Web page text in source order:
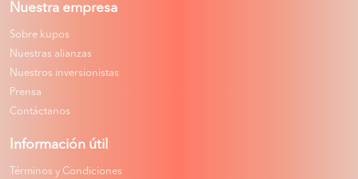
Nuestra empresa
Sobre kupos
Nuestras alianzas
Nuestros inversionistas
Prensa
Contáctanos
Información útil
Términos y Condiciones